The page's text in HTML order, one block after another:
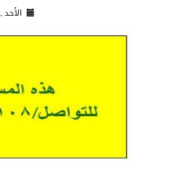
الأحد , 25 صفر 1448 هـ ,